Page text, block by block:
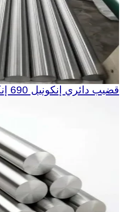
قضيب دائري إنكونيل 690 إنكونيل 690